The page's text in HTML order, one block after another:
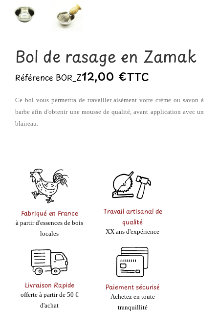
Bol de rasage en Zamak
Référence BOR_Z12,00 €TTC
Ce bol vous permettra de travailler aisément votre crème ou savon à
barbe afin d'obtenir une mousse de qualité, avant application avec un
blaireau.
Fabriqué en France
à partir d'essences de bois
locales
Travail artisanal de
qualité
XX ans d'expérience
Livraison Rapide
offerte à partir de 50 €
d'achat
Paiement sécurisé
Achetez en toute
tranquillité